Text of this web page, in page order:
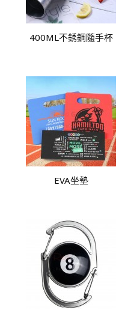
400ML不銹鋼隨手杯
EVA坐墊